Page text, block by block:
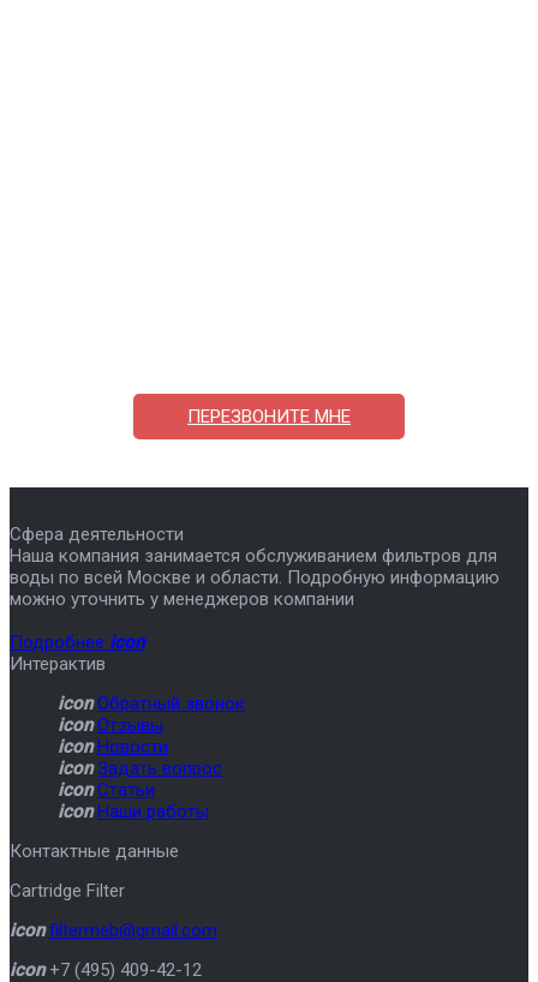
ПЕРЕЗВОНИТЕ МНЕ
Сфера деятельности
Наша компания занимается обслуживанием фильтров для
воды по всей Москве и области. Подробную информацию
можно уточнить у менеджеров компании
Подробнее icon
Интерактив
icon Обратный звонок
icon Отзывы
icon Новости
icon Задать вопрос
icon Статьи
icon Наши работы
Контактные данные
Cartridge Filter
icon filtermeb@gmail.com
icon +7 (495) 409-42-12